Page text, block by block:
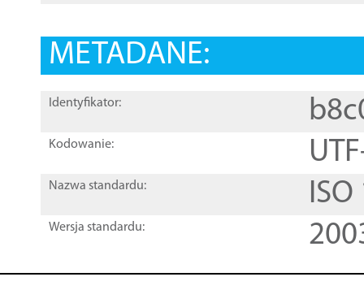
METADANE:
Identyfikator:
Kodowanie:
Nazwa standardu:
Wersja standardu: